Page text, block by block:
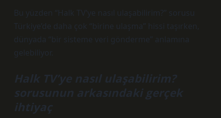
Bu yüzden “Halk TV’ye nasıl ulaşabilirim?” sorusu
Türkiye’de daha çok “birine ulaşma” hissi taşırken,
dünyada “bir sisteme veri gönderme” anlamına
gelebiliyor.
Halk TV’ye nasıl ulaşabilirim?
sorusunun arkasındaki gerçek
ihtiyaç